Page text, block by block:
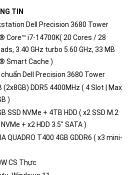
TIN
Dell Precision 3680 Tower
Core™ i7-14700K( 20 Cores / 28
3.40 GHz turbo 5.60 GHz, 33 MB
Smart Cache )
Dell Precision 3680 Tower
(2x8GB) DDR5 4400MHz ( 4 Slot | Max
)
SSD NVMe + 4TB HDD ( x2 SSD M.2
NVMe + x2 HDD 3.5" SATA )
QUADRO T400 4GB GDDR6 ( x3 mini-
CS Thực